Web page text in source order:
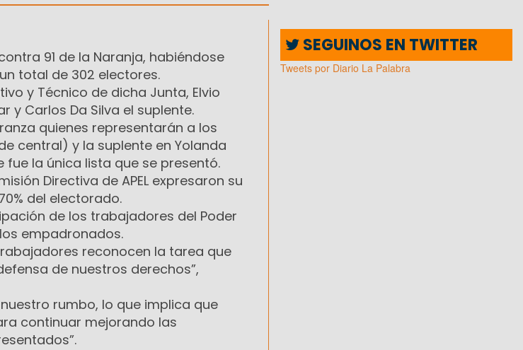
91 de la Naranja, habiéndose
total de 302 electores.
y Técnico de dicha Junta, Elvio
y Carlos Da Silva el suplente.
quienes representarán a los
central) y la suplente en Yolanda
fue la única lista que se presentó.
Directiva de APEL expresaron su
del electorado.
de los trabajadores del Poder
empadronados.
reconocen la tarea que
de nuestros derechos”,
rumbo, lo que implica que
continuar mejorando las
SEGUINOS EN TWITTER
Tweets por Diario La Palabra